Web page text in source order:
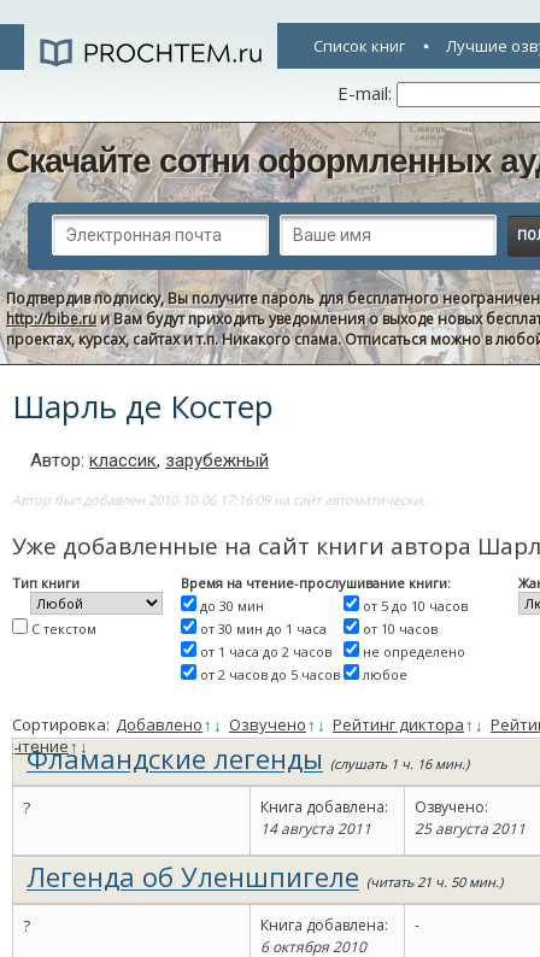
Список книг Лучшие
E-mail:
Скачайте сотни оформленных
Подтвердив подписку, Вы получите пароль для бесплатного
http://bibe.ruи Вам будут приходить уведомления о выходе новых
проектах, курсах, сайтах и т.п. Никакого спама. Отписаться можно в
Шарль де Костер
Автор: классик, зарубежный
Автор был добавлен 2010-10-06 17:16:09 на сайт автоматически..
Уже добавленные на сайт книги автора
Тип книги
С текстом
Время на чтение-прослушивание книги:
до 30 мин
от 30 мин до 1 часа
от 1 часа до 2 часов
от 2 часов до 5 часов
от 5 до 10 часов
от 10 часов
не определено
любое
Сортировка: Добавлено↑ ↓ Озвучено↑ ↓ Рейтинг диктора↑ ↓
чтение↑↓
Фламандские легенды (слушать 1 ч. 16 мин.)
?
Книга добавлена:
14 августа 2011
Озвучено:
25 августа 2011
Легенда об Уленшпигеле (читать 21 ч. 50 мин.)
?
Книга добавлена:
6 октября 2010
-